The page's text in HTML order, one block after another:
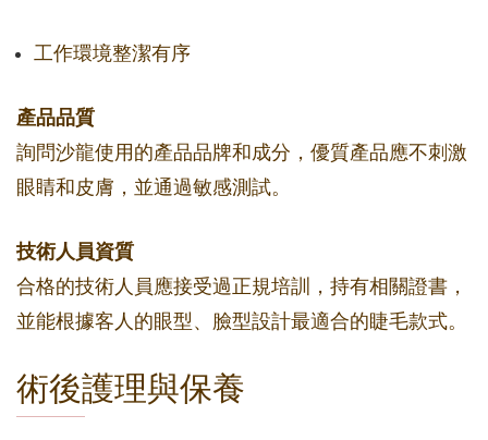
工作環境整潔有序
產品品質
詢問沙龍使用的產品品牌和成分，優質產品應不刺激
眼睛和皮膚，並通過敏感測試。
技術人員資質
合格的技術人員應接受過正規培訓，持有相關證書，
並能根據客人的眼型、臉型設計最適合的睫毛款式。
術後護理與保養